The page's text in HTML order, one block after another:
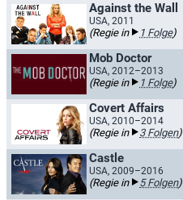
Against the Wall
USA, 2011
(Regie in 1 Folge)
Mob Doctor
USA, 2012–2013
(Regie in 1 Folge)
Covert Affairs
USA, 2010–2014
(Regie in 3 Folgen)
Castle
USA, 2009–2016
(Regie in 5 Folgen)